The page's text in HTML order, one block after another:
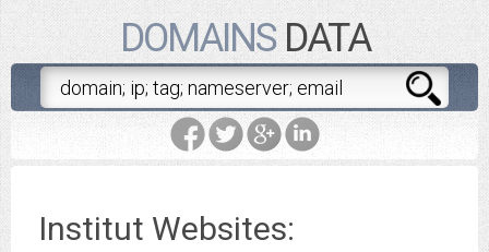
DOMAINSDATA
Institut Websites: